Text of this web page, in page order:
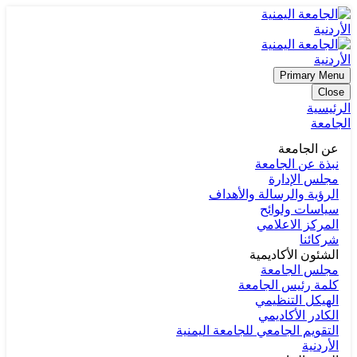
Primary Menu
Close
الرئيسية
الجامعة
عن الجامعة
نبذة عن الجامعة
مجلس الإدارة
الرؤية والرسالة والأهداف
سياسات ولوائح
المركز الاعلامي
شركائنا
الشئون الأكاديمية
مجلس الجامعة
كلمة رئيس الجامعة
الهيكل التنظيمي
الكادر الأكاديمي
التقويم الجامعي للجامعة اليمنية
الأردنية